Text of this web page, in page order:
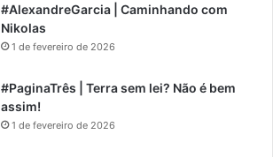
#AlexandreGarcia | Caminhando com
Nikolas
1 de fevereiro de 2026
#PaginaTrês | Terra sem lei? Não é bem
assim!
1 de fevereiro de 2026